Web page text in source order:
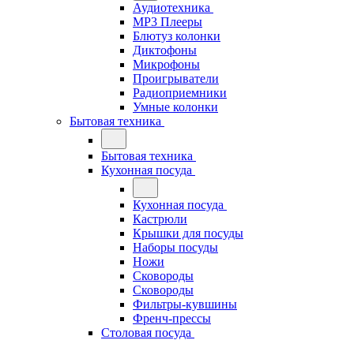
Аудиотехника
MP3 Плееры
Блютуз колонки
Диктофоны
Микрофоны
Проигрыватели
Радиоприемники
Умные колонки
Бытовая техника
Бытовая техника
Кухонная посуда
Кухонная посуда
Кастрюли
Крышки для посуды
Наборы посуды
Ножи
Сковороды
Сковороды
Фильтры-кувшины
Френч-прессы
Столовая посуда